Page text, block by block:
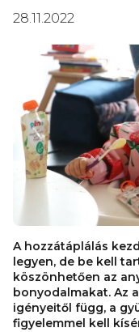
28.11.2022
A hozzátáplálás
legyen, de be kell
köszönhetően az
bonyodalmakat. Az
igényeitől függ, a
figyelemmel kell